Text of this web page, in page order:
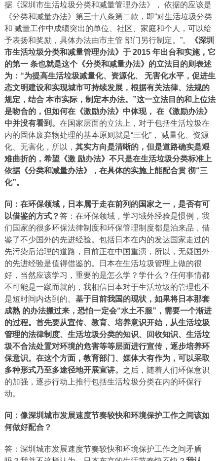
据《深圳市生活垃圾分类和减量管理办法》， 依据的应该是
《分类和减量办法》第三十八条第二款，即“对生活垃圾分类
和 减量工作中成绩突出的单位、社区、家庭和个人，可以给
予表扬和奖励，具体办法由市主管 部门另行制定。”。
《深圳
市生活垃圾分类和减量管理办法》于 2015 年出台和实施，它
的第一 条也就是这个《分类和减量办法》的立法目的则表述
为： “为提高生活垃圾减量化、资源化、 无害化水平，促进生
态文明建设和实现城市可持续发展，根据有关法律、法规的
规定，结合 本市实际，制定本办法。 ”这一立法目的和上位法
是吻合的，但如何在《激励办法》中体现， 在《激励办法》
中并没有看到。 在国家层面的立法上，对于包括生活垃圾在
内的固体废弃物处理的基本原则就是“三化”， 减量化、资源
化、无害化，所以， 其实方向是清晰的，但是道路确实是艰
难曲折的，希望《激 励办法》不只是在生活垃圾分类标准上
依据《分类和减量办法》，在具体的实施上能配合贯 彻“三
化”。
问： 在环保领域，日本属于走在前列的国家之一，是否有可
以借鉴的方式？答：在环保领域，学习域外经验是惯例，我
们国家的很多环保法律制度和环保管理制度都是泊来品，借
鉴了不少国外的先进经验。包括日本在内的发达国家走过的
先污染后治理的道路，目前正在中国重演，所以，无疑国外
的先进经验是值得借鉴的。日本在生活垃圾管理上做的很
好，当然应该学习，重要的是怎么学？学什么？任何事情都
不可能是一蹴而就的，我相信日本对于生活垃圾的管理也不
是短时间内达到的。 基于目前我国的现状，如果将日本那套
成熟 的办法搬过来，恐怕一定会“水土不服”，需要一个渐进
的过程。 首先要从宣传、教育、培养意识开始，从生活垃圾
管理的法律制度、生活垃圾分类的知识、回收知识、生活垃
圾不合法处置对环境的危害等等层面进行宣传，逐步培养环
保意识。 在这个方面，教育部门、媒体大有作为，可以采取
多种形式乃至多途径地开展宣讲。 之后，随着人们环保意识
的加强，逐步行动上推行包括生活垃圾分类在内的环保行
动。
问： 像深圳城市发展速度节奏较快和环境保护工作之间该如
何做好配合？
答：深圳城市发展速度节奏较快和环境保护工作之间矛盾